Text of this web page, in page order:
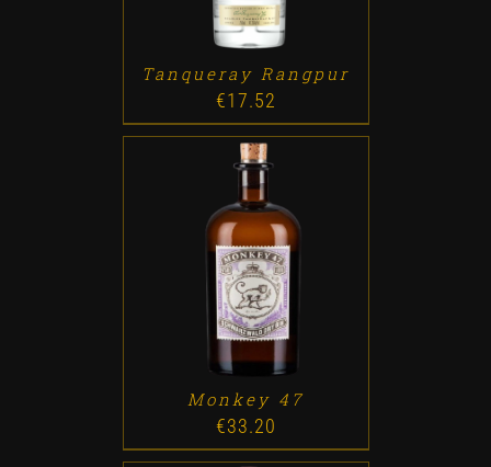
Tanqueray Rangpur
€17.52
ADD TO CART / DETALLES
Monkey 47
€33.20